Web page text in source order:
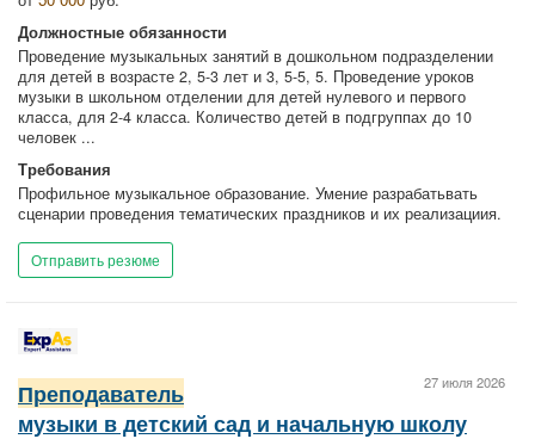
Должностные обязанности
Проведение музыкальных занятий в дошкольном подразделении
для детей в возрасте 2, 5-3 лет и 3, 5-5, 5. Проведение уроков
музыки в школьном отделении для детей нулевого и первого
класса, для 2-4 класса. Количество детей в подгруппах до 10
человек ...
Требования
Профильное музыкальное образование. Умение разрабатьвать
сценарии проведения тематических праздников и их реализациия.
Отправить резюме
27 июля 2026
Преподаватель
музыки в детский сад и начальную школу